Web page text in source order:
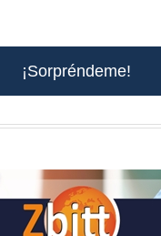
¡Sorpréndeme!